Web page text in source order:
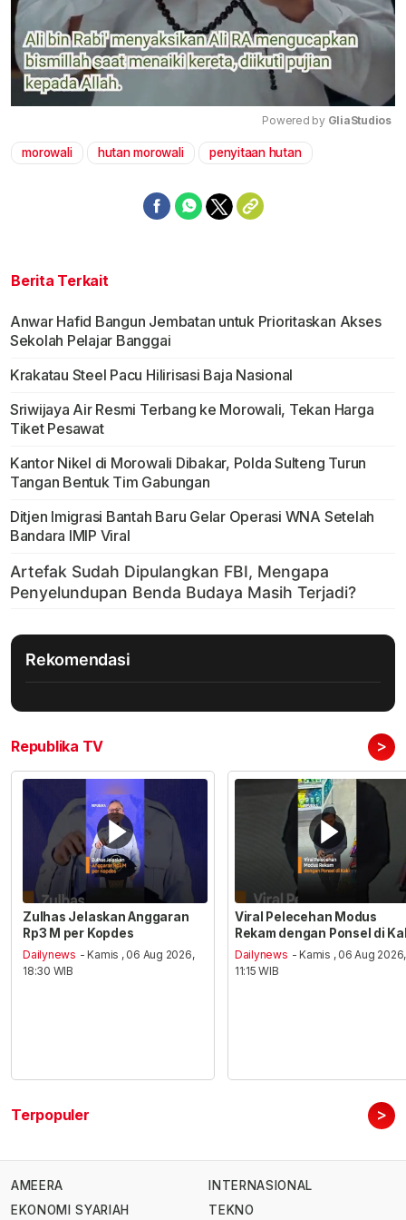
Powered by GliaStudios
morowali hutan morowali penyitaan hutan
Berita Terkait
Anwar Hafid Bangun Jembatan untuk Prioritaskan Akses
Sekolah Pelajar Banggai
Krakatau Steel Pacu Hilirisasi Baja Nasional
Sriwijaya Air Resmi Terbang ke Morowali, Tekan Harga
Tiket Pesawat
Kantor Nikel di Morowali Dibakar, Polda Sulteng Turun
Tangan Bentuk Tim Gabungan
Ditjen Imigrasi Bantah Baru Gelar Operasi WNA Setelah
Bandara IMIP Viral
Rekomendasi
Republika TV >
Zulhas Jelaskan Anggaran
Rp3 M per Kopdes
Dailynews - Kamis , 06 Aug 2026,
18:30 WIB
Viral Pelecehan Modus
Rekam dengan Ponsel di
Dailynews - Kamis , 06 Aug 2026,
11:15 WIB
Terpopuler >
AMEERA
EKONOMI SYARIAH
INTERNASIONAL
TEKNO